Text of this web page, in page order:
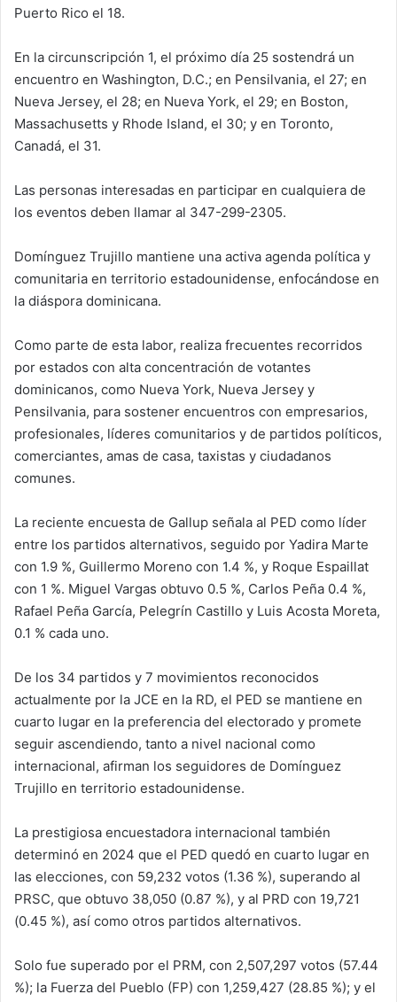
Puerto Rico el 18.
En la circunscripción 1, el próximo día 25 sostendrá un
encuentro en Washington, D.C.; en Pensilvania, el 27; en
Nueva Jersey, el 28; en Nueva York, el 29; en Boston,
Massachusetts y Rhode Island, el 30; y en Toronto,
Canadá, el 31.
Las personas interesadas en participar en cualquiera de
los eventos deben llamar al 347-299-2305.
Domínguez Trujillo mantiene una activa agenda política y
comunitaria en territorio estadounidense, enfocándose en
la diáspora dominicana.
Como parte de esta labor, realiza frecuentes recorridos
por estados con alta concentración de votantes
dominicanos, como Nueva York, Nueva Jersey y
Pensilvania, para sostener encuentros con empresarios,
profesionales, líderes comunitarios y de partidos políticos,
comerciantes, amas de casa, taxistas y ciudadanos
comunes.
La reciente encuesta de Gallup señala al PED como líder
entre los partidos alternativos, seguido por Yadira Marte
con 1.9 %, Guillermo Moreno con 1.4 %, y Roque Espaillat
con 1 %. Miguel Vargas obtuvo 0.5 %, Carlos Peña 0.4 %,
Rafael Peña García, Pelegrín Castillo y Luis Acosta Moreta,
0.1 % cada uno.
De los 34 partidos y 7 movimientos reconocidos
actualmente por la JCE en la RD, el PED se mantiene en
cuarto lugar en la preferencia del electorado y promete
seguir ascendiendo, tanto a nivel nacional como
internacional, afirman los seguidores de Domínguez
Trujillo en territorio estadounidense.
La prestigiosa encuestadora internacional también
determinó en 2024 que el PED quedó en cuarto lugar en
las elecciones, con 59,232 votos (1.36 %), superando al
PRSC, que obtuvo 38,050 (0.87 %), y al PRD con 19,721
(0.45 %), así como otros partidos alternativos.
Solo fue superado por el PRM, con 2,507,297 votos (57.44
%); la Fuerza del Pueblo (FP) con 1,259,427 (28.85 %); y el